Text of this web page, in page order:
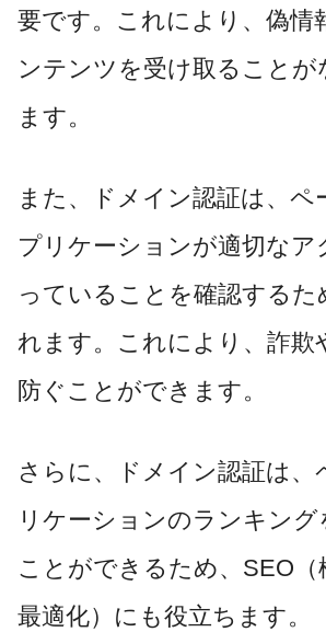
要です。これにより、偽情
ンテンツを受け取ることが
ます。
また、ドメイン認証は、ペ
プリケーションが適切なア
っていることを確認するた
れます。これにより、詐欺
防ぐことができます。
さらに、ドメイン認証は、
リケーションのランキング
ことができるため、SEO（
最適化）にも役立ちます。